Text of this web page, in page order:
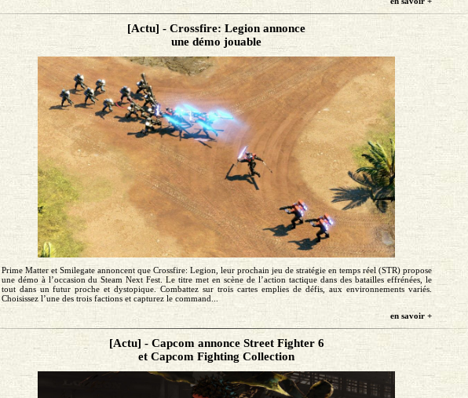
[Actu] - Crossfire: Legion annonce
une démo jouable
Prime Matter et Smilegate annoncent que Crossfire: Legion, leur prochain jeu de stratégie en temps réel (STR) propose
une démo à l’occasion du Steam Next Fest. Le titre met en scène de l’action tactique dans des batailles effrénées, le
tout dans un futur proche et dystopique. Combattez sur trois cartes emplies de défis, aux environnements variés.
Choisissez l’une des trois factions et capturez le command...
en savoir +
[Actu] - Capcom annonce Street Fighter 6
et Capcom Fighting Collection